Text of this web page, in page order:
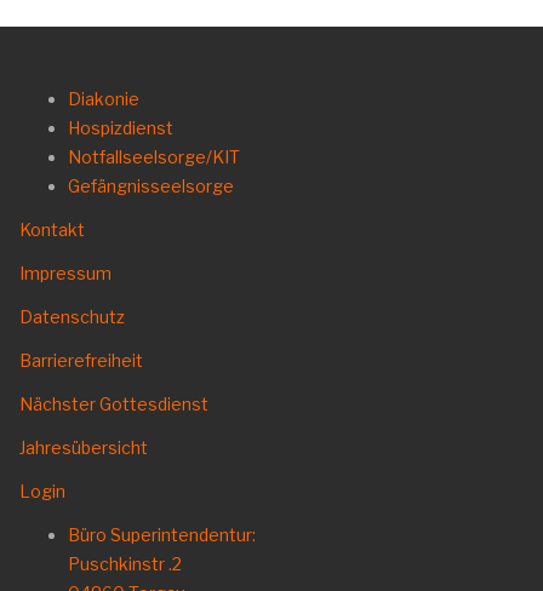
Diakonie
Hospizdienst
Notfallseelsorge/KIT
Gefängnisseelsorge
Kontakt
Impressum
Datenschutz
Barrierefreiheit
Nächster Gottesdienst
Jahresübersicht
Login
Büro Superintendentur:
Puschkinstr .2